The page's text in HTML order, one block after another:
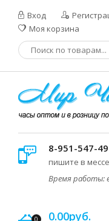
Вход
Моя корзина
8-951-547-
пишите в
Время работы:
0 0.00руб.